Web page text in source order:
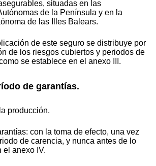
situadas en las
de la Península y en la
de las Illes Balears.
de este seguro se distribuye por
de los riesgos cubiertos y periodos de
se establece en el anexo III.
de garantías.
producción.
con la toma de efecto, una vez
de carencia, y nunca antes de lo
el anexo IV.